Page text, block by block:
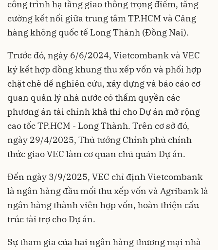
công trình hạ tầng giao thông trọng điểm, tăng
cường kết nối giữa trung tâm TP.HCM và Cảng
hàng không quốc tế Long Thành (Đồng Nai).
Trước đó, ngày 6/6/2024, Vietcombank và VEC
ký kết hợp đồng khung thu xếp vốn và phối hợp
chặt chẽ để nghiên cứu, xây dựng và báo cáo cơ
quan quản lý nhà nước có thẩm quyền các
phương án tài chính khả thi cho Dự án mở rộng
cao tốc TP.HCM - Long Thành. Trên cơ sở đó,
ngày 29/4/2025, Thủ tướng Chính phủ chính
thức giao VEC làm cơ quan chủ quản Dự án.
Đến ngày 3/9/2025, VEC chỉ định Vietcombank
là ngân hàng đầu mối thu xếp vốn và Agribank là
ngân hàng thành viên hợp vốn, hoàn thiện cấu
trúc tài trợ cho Dự án.
Sự tham gia của hai ngân hàng thương mại nhà